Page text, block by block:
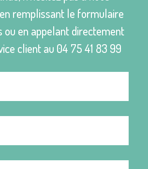
remplissant le formulaire
ou en appelant directement
client au 04 75 41 83 99